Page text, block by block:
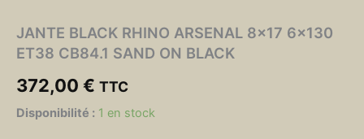
JANTE BLACK RHINO ARSENAL 8×17 6×130
ET38 CB84.1 SAND ON BLACK
372,00 € TTC
Disponibilité : 1 en stock
quantité